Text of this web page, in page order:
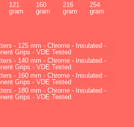
121
gram
160
gram
216
gram
254
gram
- 125 mm - Chrome - Insulated -
Grips - VDE Tested
- 140 mm - Chrome - Insulated -
Grips - VDE Tested
- 160 mm - Chrome - Insulated -
Grips - VDE Tested
- 180 mm - Chrome - Insulated -
Grips - VDE Tested